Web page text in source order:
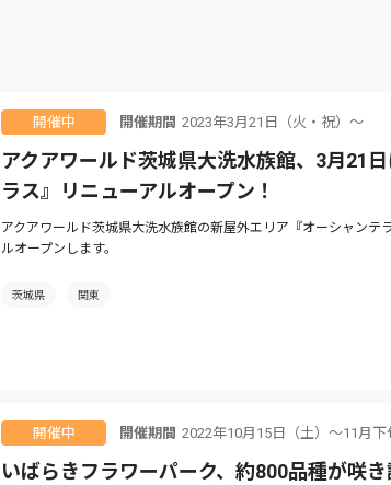
開催中 開催期間 2023年3月21日（火・祝）〜
アクアワールド茨城県大洗水族館、3月21
ラス』リニューアルオープン！
アクアワールド茨城県大洗水族館の新屋外エリア『オーシャン
ルオープンします。
茨城県 関東
開催中 開催期間 2022年10月15日（土）～11月下
いばらきフラワーパーク、約800品種が咲